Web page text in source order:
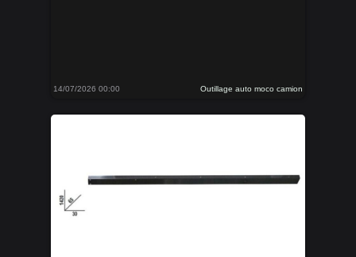
14/07/2026 00:00 Outillage auto moco camion